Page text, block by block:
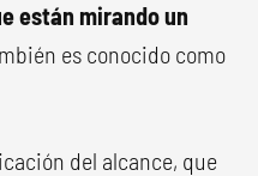
están mirando un
es conocido como
del alcance, que